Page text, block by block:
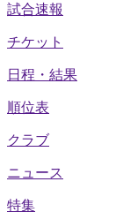
試合速報
チケット
日程・結果
順位表
クラブ
ニュース
特集